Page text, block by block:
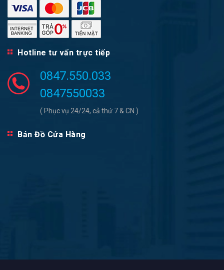
Hotline tư vấn trực tiếp
0847.550.033
0847550033
( Phục vụ 24/24, cả thứ 7 & CN )
Bản Đồ Cửa Hàng